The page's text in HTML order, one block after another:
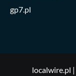
gp7.pl
localwire.pl |